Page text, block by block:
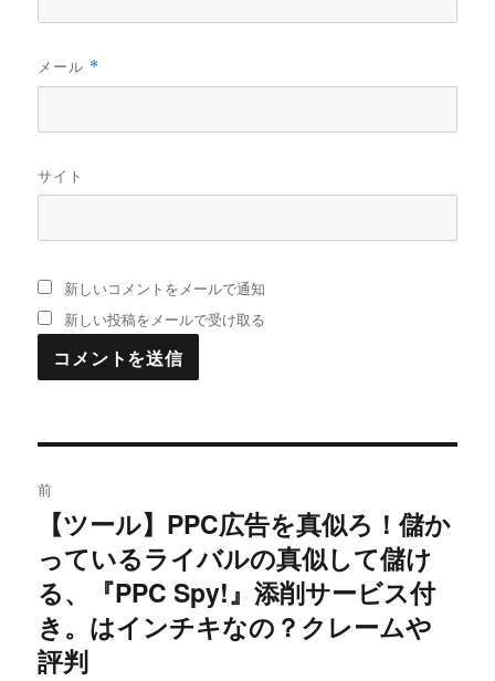
メール *
サイト
新しいコメントをメールで通知
新しい投稿をメールで受け取る
稿
ナ
ビ
ゲ
前
去
の
投
稿:
【ツール】PPC広告を真似ろ！儲か
っているライバルの真似して儲け
る、『PPC Spy!』添削サービス付
き。はインチキなの？クレームや
評判